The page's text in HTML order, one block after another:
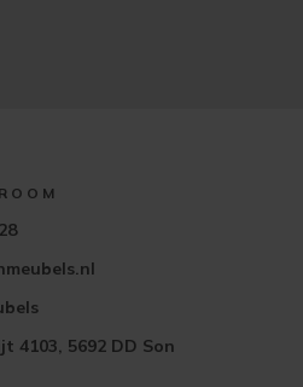
4103, 5692 DD Son